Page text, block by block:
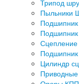
Трипод
Пыльники
Подшипник
Сцепление
Цилиндр